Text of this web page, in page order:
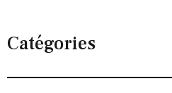
Catégories